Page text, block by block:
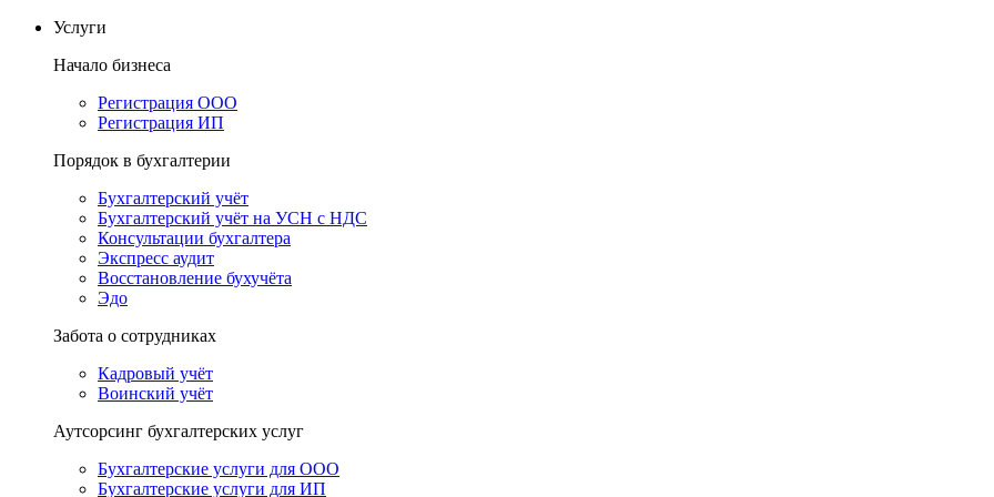
Услуги
Начало бизнеса
Регистрация ООО
Регистрация ИП
Порядок в бухгалтерии
Бухгалтерский учёт
Бухгалтерский учёт на УСН с НДС
Консультации бухгалтера
Экспресс аудит
Восстановление бухучёта
Эдо
Забота о сотрудниках
Кадровый учёт
Воинский учёт
Аутсорсинг бухгалтерских услуг
Бухгалтерские услуги для ООО
Бухгалтерские услуги для ИП